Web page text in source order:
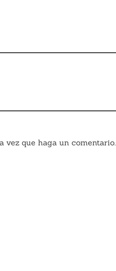
que haga un comentario.